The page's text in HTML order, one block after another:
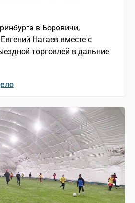
в Боровичи,
Нагаев вместе с
торговлей в дальние